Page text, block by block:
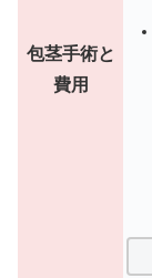
包茎手術と
費用